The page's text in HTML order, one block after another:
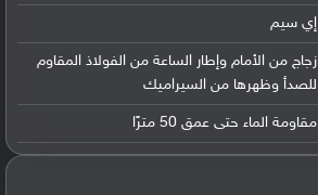
إي سيم
زجاج من الأمام وإطار الساعة من الفولاذ المقاوم
للصدأ وظهرها من السيراميك
مقاومة الماء حتى عمق 50 مترًا